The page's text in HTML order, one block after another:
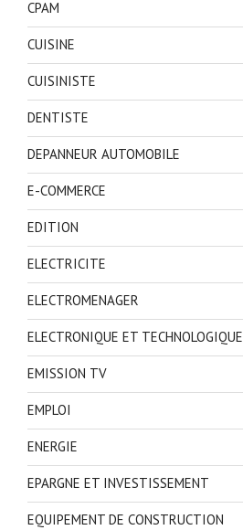
CPAM
CUISINE
CUISINISTE
DENTISTE
DEPANNEUR AUTOMOBILE
E-COMMERCE
EDITION
ELECTRICITE
ELECTROMENAGER
ELECTRONIQUE ET TECHNOLOGIQUE
EMISSION TV
EMPLOI
ENERGIE
EPARGNE ET INVESTISSEMENT
EQUIPEMENT DE CONSTRUCTION